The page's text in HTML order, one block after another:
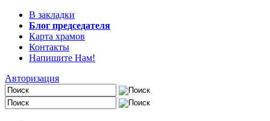
В закладки
Блог председателя
Карта храмов
Контакты
Напишите Нам!
Авторизация